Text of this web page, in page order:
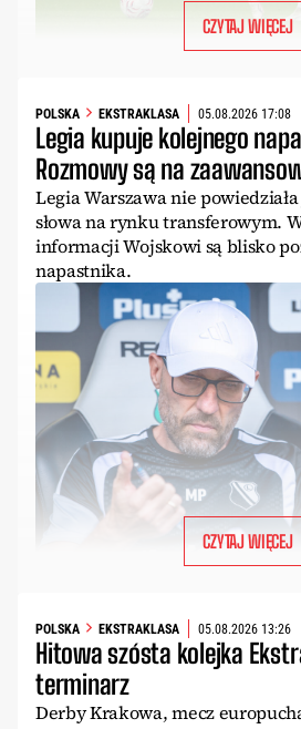
CZYTAJ WIĘCEJ
POLSKA EKSTRAKLASA 05.08.2026 17:08
Legia kupuje kolejnego
Rozmowy są na
Legia Warszawa nie
słowa na rynku transferowym.
informacji Wojskowi są blisko
napastnika.
CZYTAJ WIĘCEJ
POLSKA EKSTRAKLASA 05.08.2026 13:26
Hitowa szósta kolejka
terminarz
Derby Krakowa, mecz